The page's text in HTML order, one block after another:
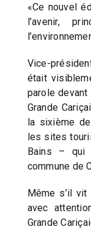
«Ce nouvel
l’avenir,
Vice-
était
parole devant
Grande
la sixième
les sites
Bains –
commune de
Même s’il
avec
Grande